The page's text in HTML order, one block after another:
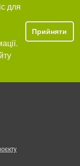
для
Прийняти